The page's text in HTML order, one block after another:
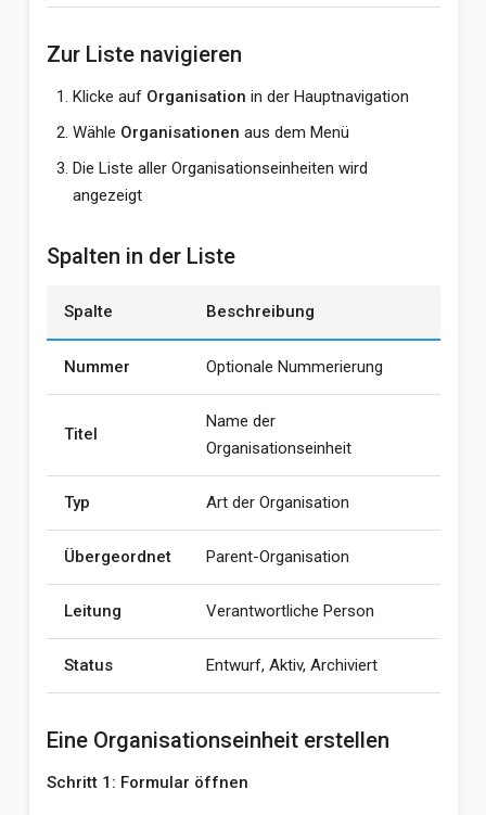
Zur Liste navigieren
Klicke auf Organisation in der Hauptnavigation
Wähle Organisationen aus dem Menü
Die Liste aller Organisationseinheiten wird
angezeigt
Spalten in der Liste
Spalte Beschreibung
Nummer Optionale Nummerierung
Titel
Name der
Organisationseinheit
Typ Art der Organisation
Übergeordnet Parent-Organisation
Leitung Verantwortliche Person
Status Entwurf, Aktiv, Archiviert
Eine Organisationseinheit erstellen
Schritt 1: Formular öffnen